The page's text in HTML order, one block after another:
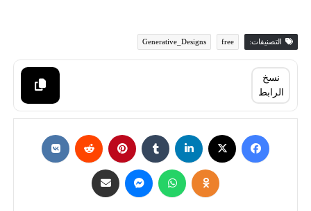
التصنيفات: free
Generative_Designs
نسخ
الرابط